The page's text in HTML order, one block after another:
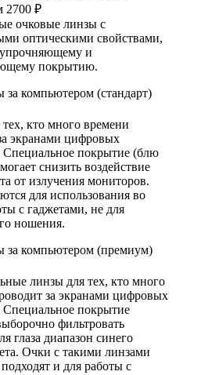
2700 ₽
очковые линзы с
оптическими свойствами,
упрочняющему и
покрытию.
за компьютером (стандарт)
кто много времени
экранами цифровых
Специальное покрытие (блю
снизить воздействие
от излучения мониторов.
для использования во
с гаджетами, не для
ношения.
за компьютером (премиум)
линзы для тех, кто много
за экранами цифровых
Специальное покрытие
фильтровать
глаза диапазон синего
Очки с такими линзами
и для работы с